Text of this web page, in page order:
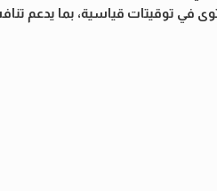
في توقيتات قياسية، بما يدعم